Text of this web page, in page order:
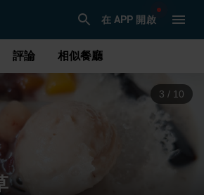
在 APP 開啟
評論 相似餐廳
3 / 10